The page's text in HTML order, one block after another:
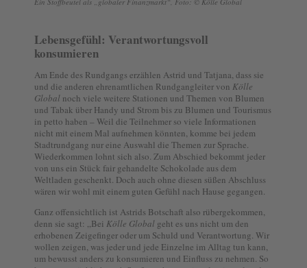
Lebensgefühl: Verantwortungsvoll
konsumieren
Am Ende des Rundgangs erzählen Astrid und Tatjana, dass sie
und die anderen ehrenamtlichen Rundgangleiter von Kölle
Global noch viele weitere Stationen und Themen von Blumen
und Tabak über Handy und Strom bis zu Blumen und Tourismus
in petto haben – Weil die Teilnehmer so viele Informationen
nicht mit einem Mal aufnehmen könnten, komme bei jedem
Stadtrundgang nur eine Auswahl die Themen zur Sprache.
Wiederkommen lohnt sich also. Zum Abschied bekommt jeder
von uns ein Stück fair gehandelte Schokolade aus dem
Weltladen geschenkt. Doch auch ohne diesen süßen Abschluss
wären wir wohl mit einem guten Gefühl nach Hause gegangen.
Ganz offensichtlich ist Astrids Botschaft also rübergekommen,
denn sie sagt: „Bei Kölle Global geht es uns nicht um den
erhobenen Zeigefinger oder um Schuld und Verantwortung. Wir
wollen zeigen, was jeder und jede Einzelne im Alltag tun kann,
um bewusst anders zu konsumieren und Einfluss zu nehmen. So